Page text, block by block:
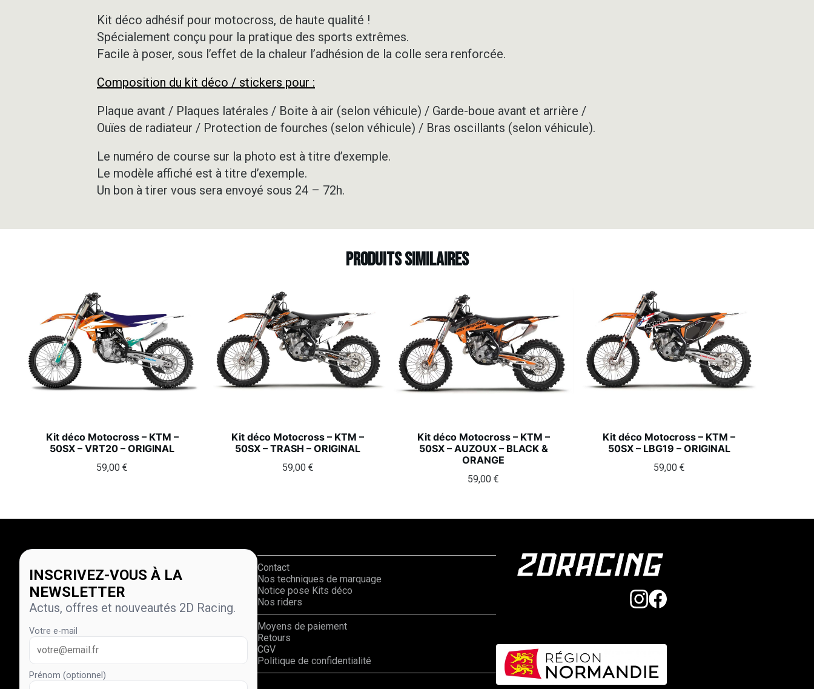
2DR7
Kit déco adhésif pour motocross, de haute qualité !
Spécialement conçu pour la pratique des sports extrêmes.
Facile à poser, sous l’effet de la chaleur l’adhésion de la colle sera renforcée.
Composition du kit déco / stickers pour :
Plaque avant / Plaques latérales / Boite à air (selon véhicule) / Garde-boue avant et arrière /
Ouïes de radiateur / Protection de fourches (selon véhicule) / Bras oscillants (selon véhicule).
Le numéro de course sur la photo est à titre d’exemple.
Le modèle affiché est à titre d’exemple.
Un bon à tirer vous sera envoyé sous 24 – 72h.
Produits similaires
Kit déco Motocross – KTM –
50SX – VRT20 – ORIGINAL
59,00€
Kit déco Motocross – KTM –
50SX – TRASH – ORIGINAL
59,00 €
Kit déco Motocross – KTM –
50SX – AUZOUX – BLACK &
ORANGE
59,00€
Kit déco Motocross – KTM –
50SX – LBG19 – ORIGINAL
59,00 €
INSCRIVEZ-VOUS À LA
NEWSLETTER
Actus, offres et nouveautés 2D Racing.
Votre e-mail
Prénom (optionnel)
Contact
Nos techniques de marquage
Notice pose Kits déco
Nos riders
Moyens de paiement
Retours
CGV
Politique de confidentialité